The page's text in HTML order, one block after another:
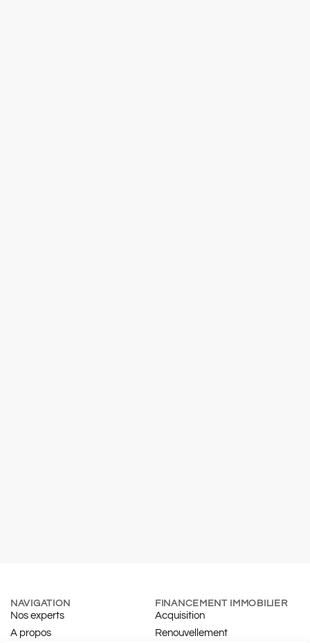
NAVIGATION
Nos experts
A propos
FINANCEMENT IMMOBILIER
Acquisition
Renouvellement